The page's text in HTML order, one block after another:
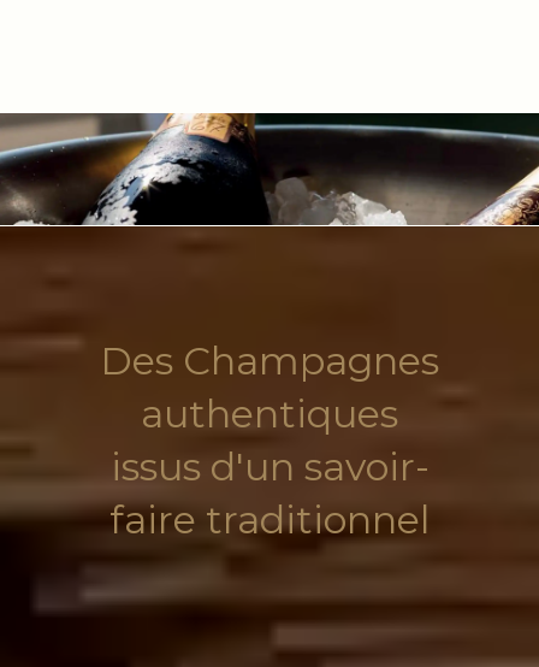
Des Champagnes
authentiques
issus d'un savoir-
faire traditionnel